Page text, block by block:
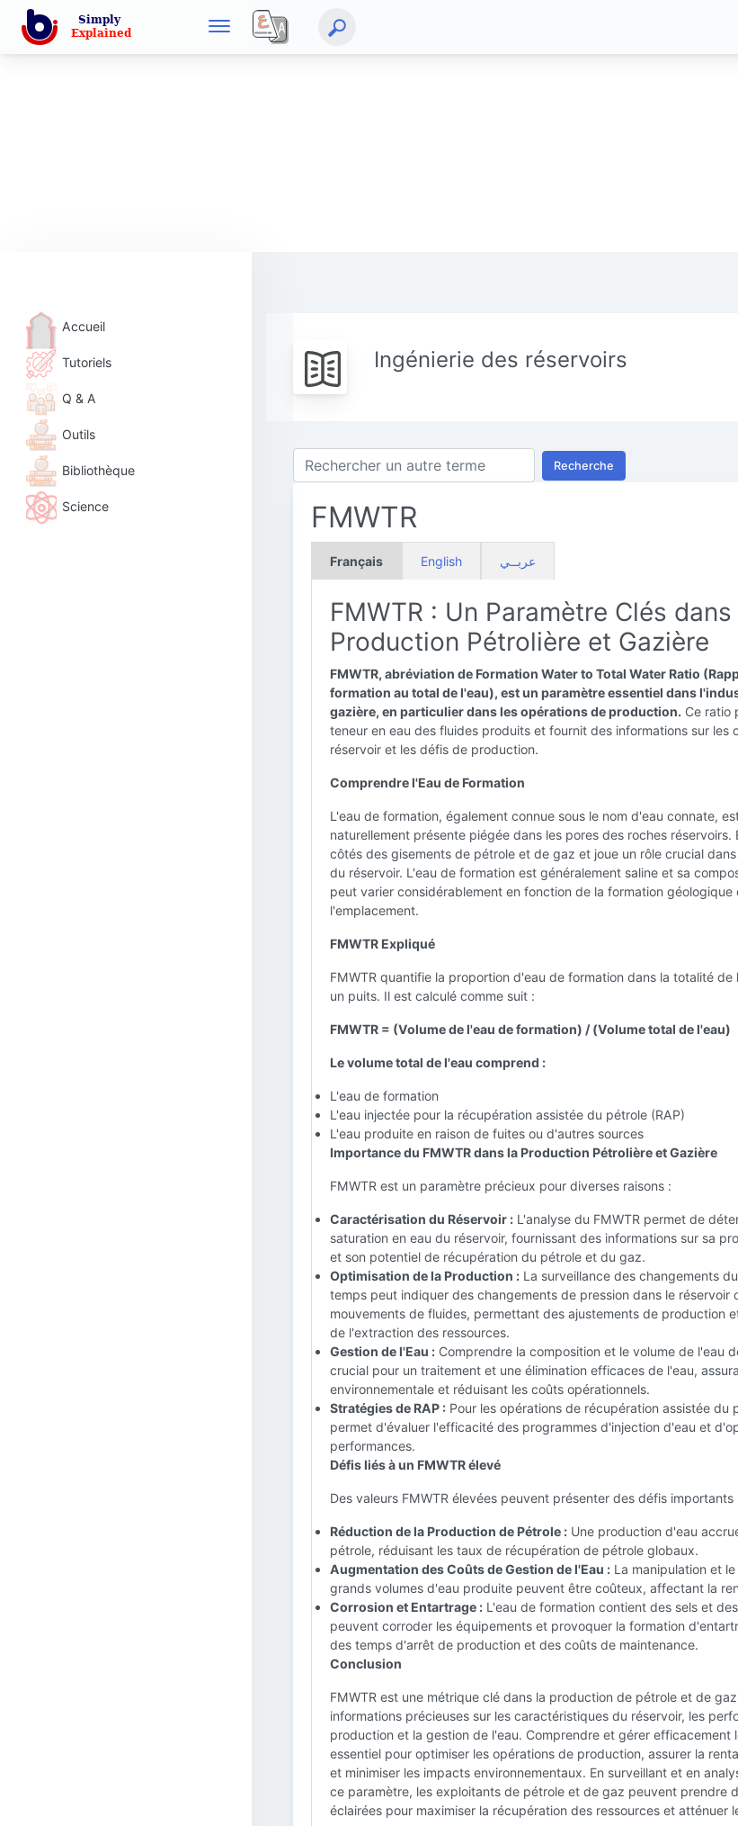
Accueil
Tutoriels
Q & A
Outils
Bibliothèque
Science
Ingénierie des réservoirs
Recherche
FMWTR
Français English عربــي
FMWTR : Un Paramètre Clés dans
Production Pétrolière et Gazière
FMWTR, abréviation de Formation Water to Total Water Ratio
formation au total de l'eau), est un paramètre essentiel dans
gazière, en particulier dans les opérations de production. Ce ratio
teneur en eau des fluides produits et fournit des informations sur les
réservoir et les défis de production.
Comprendre l'Eau de Formation
L'eau de formation, également connue sous le nom d'eau connate,
naturellement présente piégée dans les pores des roches réservoirs.
côtés des gisements de pétrole et de gaz et joue un rôle crucial
du réservoir. L'eau de formation est généralement saline et sa
peut varier considérablement en fonction de la formation géologique
l'emplacement.
FMWTR Expliqué
FMWTR quantifie la proportion d'eau de formation dans la totalité
un puits. Il est calculé comme suit :
FMWTR = (Volume de l'eau de formation) / (Volume total de l'eau)
Le volume total de l'eau comprend :
L'eau de formation
L'eau injectée pour la récupération assistée du pétrole (RAP)
L'eau produite en raison de fuites ou d'autres sources
Importance du FMWTR dans la Production Pétrolière et Gazière
FMWTR est un paramètre précieux pour diverses raisons :
Caractérisation du Réservoir : L'analyse du FMWTR permet de
saturation en eau du réservoir, fournissant des informations sur sa
et son potentiel de récupération du pétrole et du gaz.
Optimisation de la Production : La surveillance des changements
temps peut indiquer des changements de pression dans le réservoir
mouvements de fluides, permettant des ajustements de production
de l'extraction des ressources.
Gestion de l'Eau : Comprendre la composition et le volume de l'eau
crucial pour un traitement et une élimination efficaces de l'eau,
environnementale et réduisant les coûts opérationnels.
Stratégies de RAP : Pour les opérations de récupération assistée du
permet d'évaluer l'efficacité des programmes d'injection d'eau et
performances.
Défis liés à un FMWTR élevé
Des valeurs FMWTR élevées peuvent présenter des défis importants
Réduction de la Production de Pétrole : Une production d'eau
pétrole, réduisant les taux de récupération de pétrole globaux.
Augmentation des Coûts de Gestion de l'Eau : La manipulation et
grands volumes d'eau produite peuvent être coûteux, affectant la
Corrosion et Entartrage : L'eau de formation contient des sels et
peuvent corroder les équipements et provoquer la formation
des temps d'arrêt de production et des coûts de maintenance.
Conclusion
FMWTR est une métrique clé dans la production de pétrole et de
informations précieuses sur les caractéristiques du réservoir, les
production et la gestion de l'eau. Comprendre et gérer efficacement
essentiel pour optimiser les opérations de production, assurer la
et minimiser les impacts environnementaux. En surveillant et en
ce paramètre, les exploitants de pétrole et de gaz peuvent prendre
éclairées pour maximiser la récupération des ressources et atténuer